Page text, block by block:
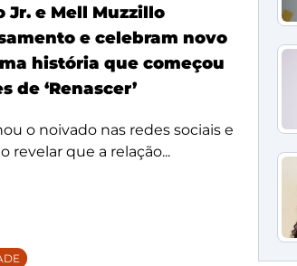
Jr. e Mell Muzzillo
e celebram novo
história que começou
de ‘Renascer’
o noivado nas redes sociais e
revelar que a relação...